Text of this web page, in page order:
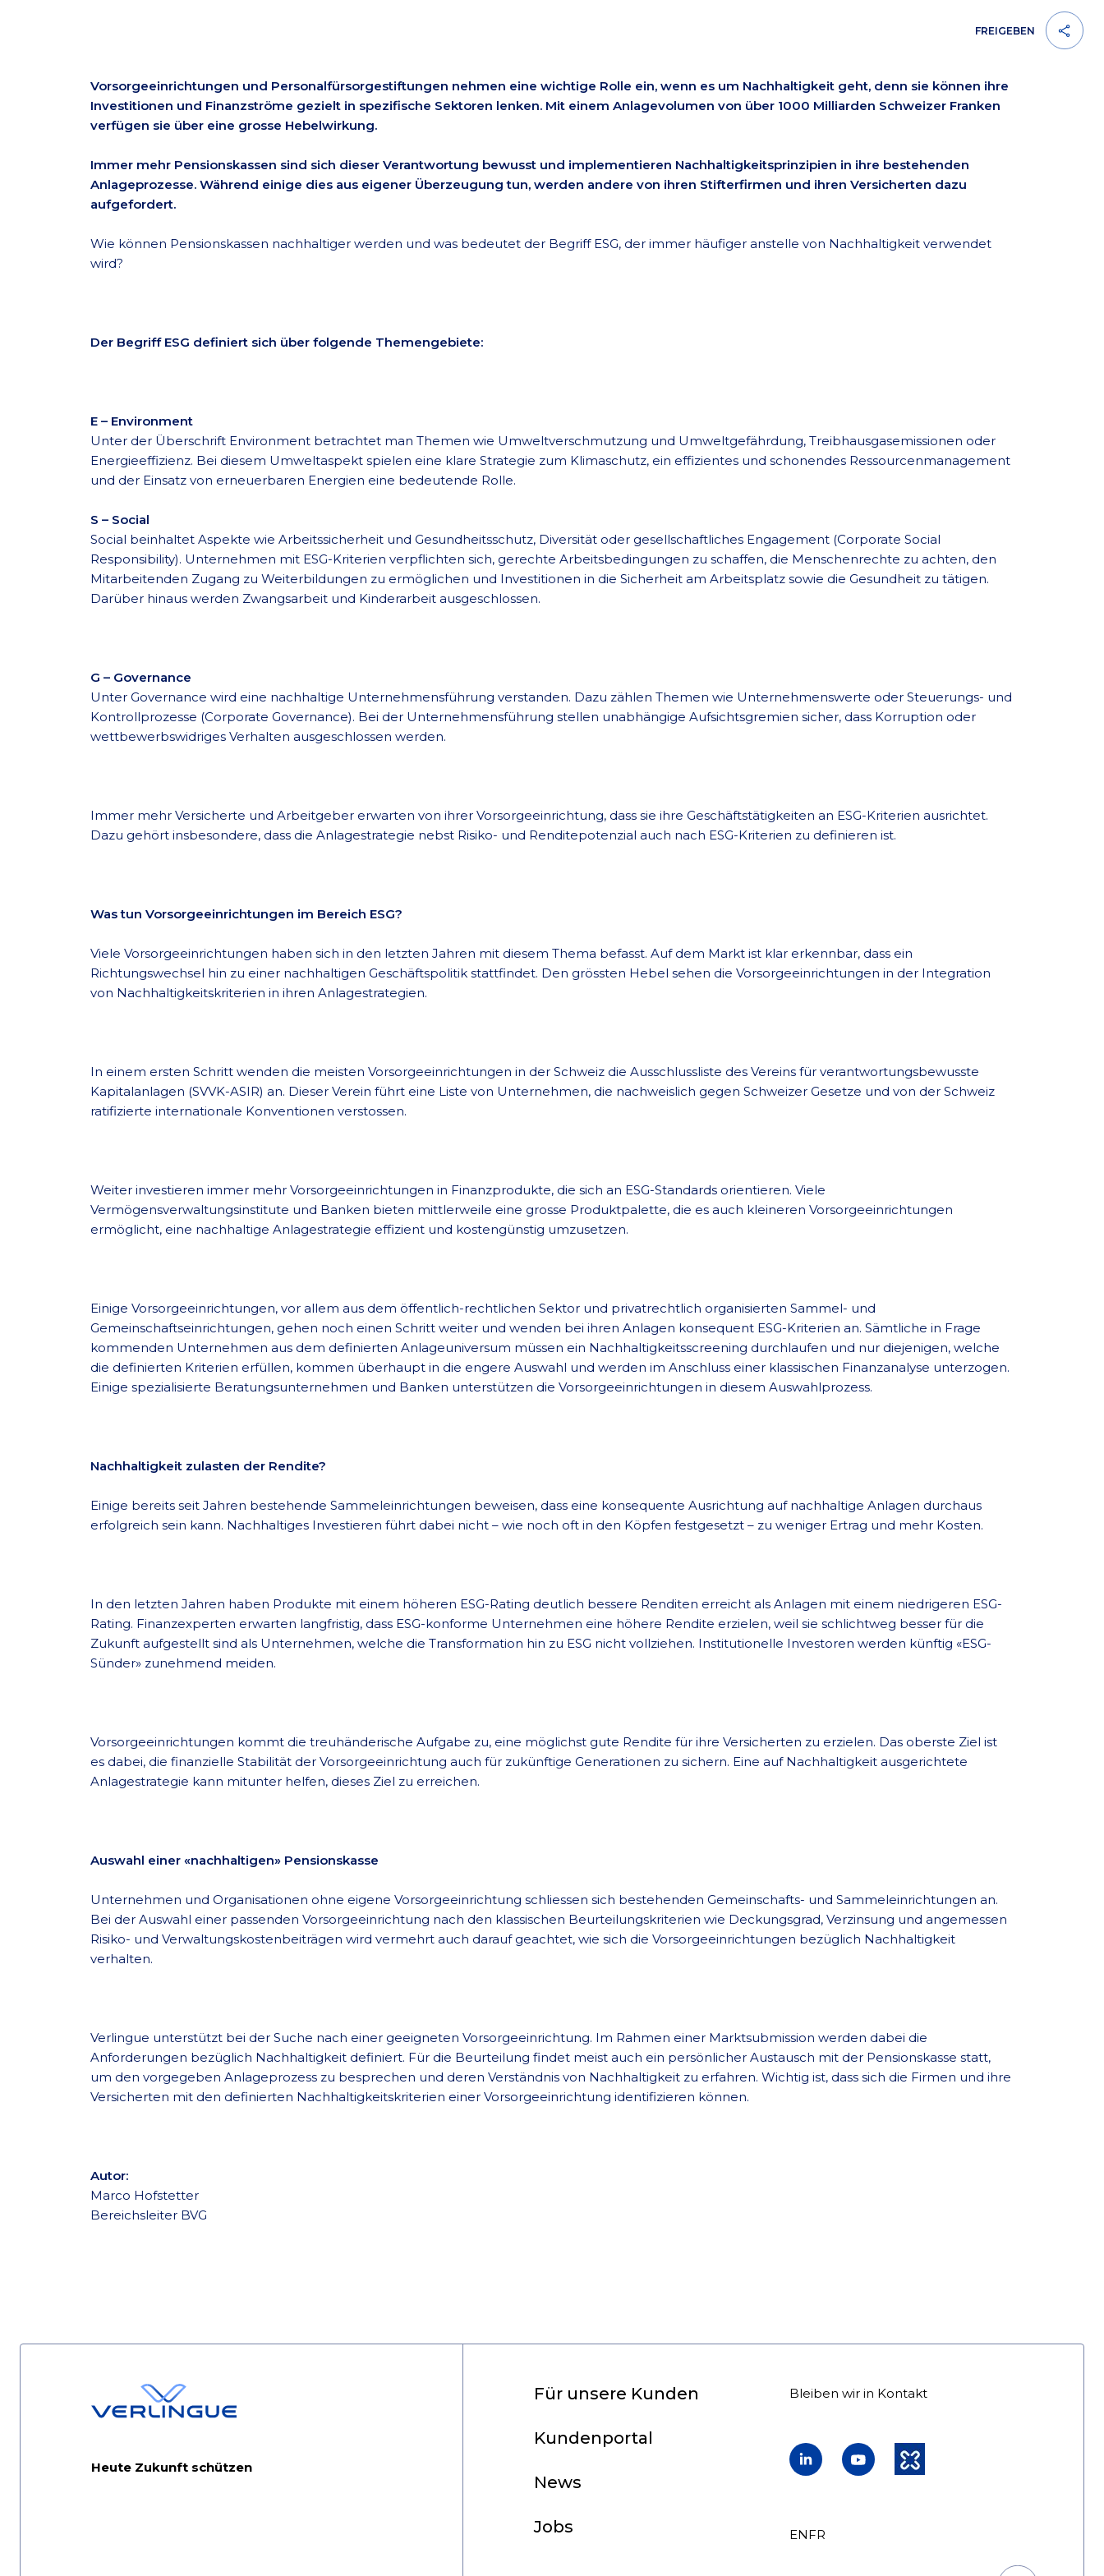
FREIGEBEN
Vorsorgeeinrichtungen und Personalfürsorgestiftungen nehmen eine wichtige Rolle ein, wenn es um Nachhaltigkeit geht, denn sie können ihre
Investitionen und Finanzströme gezielt in spezifische Sektoren lenken. Mit einem Anlagevolumen von über 1000 Milliarden Schweizer Franken
verfügen sie über eine grosse Hebelwirkung.
Immer mehr Pensionskassen sind sich dieser Verantwortung bewusst und implementieren Nachhaltigkeitsprinzipien in ihre bestehenden
Anlageprozesse. Während einige dies aus eigener Überzeugung tun, werden andere von ihren Stifterfirmen und ihren Versicherten dazu
aufgefordert.
Wie können Pensionskassen nachhaltiger werden und was bedeutet der Begriff ESG, der immer häufiger anstelle von Nachhaltigkeit verwendet
wird?
Der Begriff ESG definiert sich über folgende Themengebiete:
E – Environment
Unter der Überschrift Environment betrachtet man Themen wie Umweltverschmutzung und Umweltgefährdung, Treibhausgasemissionen oder
Energieeffizienz. Bei diesem Umweltaspekt spielen eine klare Strategie zum Klimaschutz, ein effizientes und schonendes Ressourcenmanagement
und der Einsatz von erneuerbaren Energien eine bedeutende Rolle.
S – Social
Social beinhaltet Aspekte wie Arbeitssicherheit und Gesundheitsschutz, Diversität oder gesellschaftliches Engagement (Corporate Social
Responsibility). Unternehmen mit ESG-Kriterien verpflichten sich, gerechte Arbeitsbedingungen zu schaffen, die Menschenrechte zu achten, den
Mitarbeitenden Zugang zu Weiterbildungen zu ermöglichen und Investitionen in die Sicherheit am Arbeitsplatz sowie die Gesundheit zu tätigen.
Darüber hinaus werden Zwangsarbeit und Kinderarbeit ausgeschlossen.
G – Governance
Unter Governance wird eine nachhaltige Unternehmensführung verstanden. Dazu zählen Themen wie Unternehmenswerte oder Steuerungs- und
Kontrollprozesse (Corporate Governance). Bei der Unternehmensführung stellen unabhängige Aufsichtsgremien sicher, dass Korruption oder
wettbewerbswidriges Verhalten ausgeschlossen werden.
Immer mehr Versicherte und Arbeitgeber erwarten von ihrer Vorsorgeeinrichtung, dass sie ihre Geschäftstätigkeiten an ESG-Kriterien ausrichtet.
Dazu gehört insbesondere, dass die Anlagestrategie nebst Risiko- und Renditepotenzial auch nach ESG-Kriterien zu definieren ist.
Was tun Vorsorgeeinrichtungen im Bereich ESG?
Viele Vorsorgeeinrichtungen haben sich in den letzten Jahren mit diesem Thema befasst. Auf dem Markt ist klar erkennbar, dass ein
Richtungswechsel hin zu einer nachhaltigen Geschäftspolitik stattfindet. Den grössten Hebel sehen die Vorsorgeeinrichtungen in der Integration
von Nachhaltigkeitskriterien in ihren Anlagestrategien.
In einem ersten Schritt wenden die meisten Vorsorgeeinrichtungen in der Schweiz die Ausschlussliste des Vereins für verantwortungsbewusste
Kapitalanlagen (SVVK-ASIR) an. Dieser Verein führt eine Liste von Unternehmen, die nachweislich gegen Schweizer Gesetze und von der Schweiz
ratifizierte internationale Konventionen verstossen.
Weiter investieren immer mehr Vorsorgeeinrichtungen in Finanzprodukte, die sich an ESG-Standards orientieren. Viele
Vermögensverwaltungsinstitute und Banken bieten mittlerweile eine grosse Produktpalette, die es auch kleineren Vorsorgeeinrichtungen
ermöglicht, eine nachhaltige Anlagestrategie effizient und kostengünstig umzusetzen.
Einige Vorsorgeeinrichtungen, vor allem aus dem öffentlich-rechtlichen Sektor und privatrechtlich organisierten Sammel- und
Gemeinschaftseinrichtungen, gehen noch einen Schritt weiter und wenden bei ihren Anlagen konsequent ESG-Kriterien an. Sämtliche in Frage
kommenden Unternehmen aus dem definierten Anlageuniversum müssen ein Nachhaltigkeitsscreening durchlaufen und nur diejenigen, welche
die definierten Kriterien erfüllen, kommen überhaupt in die engere Auswahl und werden im Anschluss einer klassischen Finanzanalyse unterzogen.
Einige spezialisierte Beratungsunternehmen und Banken unterstützen die Vorsorgeeinrichtungen in diesem Auswahlprozess.
Nachhaltigkeit zulasten der Rendite?
Einige bereits seit Jahren bestehende Sammeleinrichtungen beweisen, dass eine konsequente Ausrichtung auf nachhaltige Anlagen durchaus
erfolgreich sein kann. Nachhaltiges Investieren führt dabei nicht – wie noch oft in den Köpfen festgesetzt – zu weniger Ertrag und mehr Kosten.
In den letzten Jahren haben Produkte mit einem höheren ESG-Rating deutlich bessere Renditen erreicht als Anlagen mit einem niedrigeren ESG-
Rating. Finanzexperten erwarten langfristig, dass ESG-konforme Unternehmen eine höhere Rendite erzielen, weil sie schlichtweg besser für die
Zukunft aufgestellt sind als Unternehmen, welche die Transformation hin zu ESG nicht vollziehen. Institutionelle Investoren werden künftig «ESG-
Sünder» zunehmend meiden.
Vorsorgeeinrichtungen kommt die treuhänderische Aufgabe zu, eine möglichst gute Rendite für ihre Versicherten zu erzielen. Das oberste Ziel ist
es dabei, die finanzielle Stabilität der Vorsorgeeinrichtung auch für zukünftige Generationen zu sichern. Eine auf Nachhaltigkeit ausgerichtete
Anlagestrategie kann mitunter helfen, dieses Ziel zu erreichen.
Auswahl einer «nachhaltigen» Pensionskasse
Unternehmen und Organisationen ohne eigene Vorsorgeeinrichtung schliessen sich bestehenden Gemeinschafts- und Sammeleinrichtungen an.
Bei der Auswahl einer passenden Vorsorgeeinrichtung nach den klassischen Beurteilungskriterien wie Deckungsgrad, Verzinsung und angemessen
Risiko- und Verwaltungskostenbeiträgen wird vermehrt auch darauf geachtet, wie sich die Vorsorgeeinrichtungen bezüglich Nachhaltigkeit
verhalten.
Verlingue unterstützt bei der Suche nach einer geeigneten Vorsorgeeinrichtung. Im Rahmen einer Marktsubmission werden dabei die
Anforderungen bezüglich Nachhaltigkeit definiert. Für die Beurteilung findet meist auch ein persönlicher Austausch mit der Pensionskasse statt,
um den vorgegeben Anlageprozess zu besprechen und deren Verständnis von Nachhaltigkeit zu erfahren. Wichtig ist, dass sich die Firmen und ihre
Versicherten mit den definierten Nachhaltigkeitskriterien einer Vorsorgeeinrichtung identifizieren können.
Autor:
Marco Hofstetter
Bereichsleiter BVG
Heute Zukunft schützen
Für unsere Kunden
Kundenportal
News
Jobs
Bleiben wir in Kontakt
LinkedInYouTubeKununu
DE
ENFR